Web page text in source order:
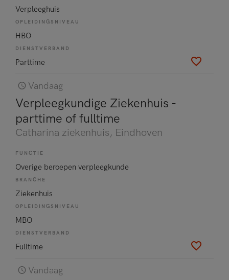
Verpleeghuis
OPLEIDINGSNIVEAU
HBO
DIENSTVERBAND
Parttime
Vandaag
Verpleegkundige Ziekenhuis -
parttime of fulltime
Catharina ziekenhuis, Eindhoven
FUNCTIE
Overige beroepen verpleegkunde
BRANCHE
Ziekenhuis
OPLEIDINGSNIVEAU
MBO
DIENSTVERBAND
Fulltime
Vandaag